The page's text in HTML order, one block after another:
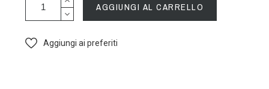
AGGIUNGI AL CARRELLO
Aggiungi ai preferiti